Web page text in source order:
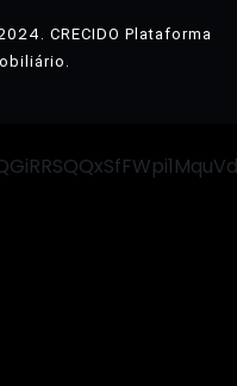
CRECIDO Plataforma
.